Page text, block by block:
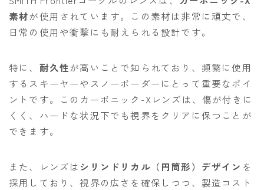
素材が使用されています。この素材は非常に頑丈で、
日常の使用や衝撃にも耐えられる設計です。
特に、 耐久性が高いことで知られており、頻繁に使用
するスキーヤーやスノーボーダーにとって重要なポイ
ントです。このカーボニック-Xレンズは、傷が付きに
くく、ハードな状況下でも視界をクリアに保つことが
できます。
また、レンズは シリンドリカル（円筒形）デザイン を
採用しており、視界の広さを確保しつつ、製造コスト